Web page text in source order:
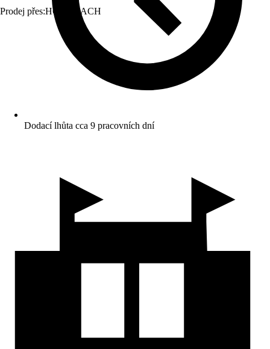
Prodej přes:HORNBACH
Dodací lhůta cca 9 pracovních dní